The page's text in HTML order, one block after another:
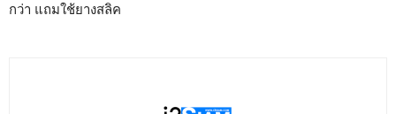
กว่า แถมใช้ยางสลิค